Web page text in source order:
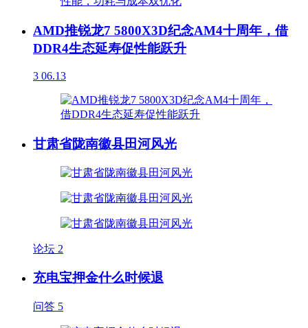
AMD推锐龙7 5800X3D纪念AM4十周年，借
DDR4生态延寿促性能跃升
3 06.13
甘肃省陇南徽县田河风光
论坛 2
充电宝押金什么时候退
问答 5